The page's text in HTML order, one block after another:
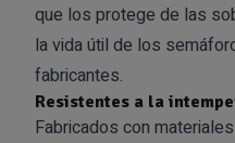
que los protege de las
la vida útil de los
fabricantes.
Resistentes a la
Fabricados con